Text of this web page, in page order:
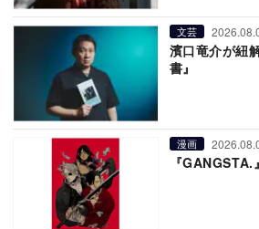
文芸
濱口竜介が紐
書』
漫画
『